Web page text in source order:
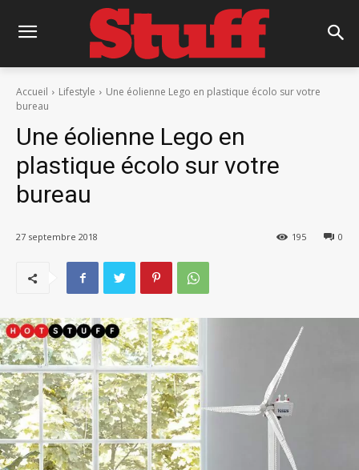
Accueil Lifestyle
Une éolienne Lego en plastique écolo sur votre
bureau
Une éolienne Lego en
plastique écolo sur votre
bureau
27 septembre 2018 0
195